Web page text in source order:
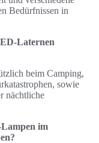
Bedürfnissen in
Laternen
beim Camping,
sowie
nächtliche
im